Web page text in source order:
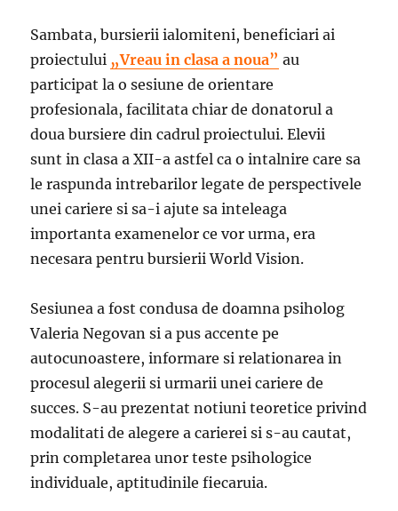
Sambata, bursierii ialomiteni, beneficiari ai
proiectului „Vreau in clasa a noua” au
participat la o sesiune de orientare
profesionala, facilitata chiar de donatorul a
doua bursiere din cadrul proiectului. Elevii
sunt in clasa a XII-a astfel ca o intalnire care sa
le raspunda intrebarilor legate de perspectivele
unei cariere si sa-i ajute sa inteleaga
importanta examenelor ce vor urma, era
necesara pentru bursierii World Vision.
Sesiunea a fost condusa de doamna psiholog
Valeria Negovan si a pus accente pe
autocunoastere, informare si relationarea in
procesul alegerii si urmarii unei cariere de
succes. S-au prezentat notiuni teoretice privind
modalitati de alegere a carierei si s-au cautat,
prin completarea unor teste psihologice
individuale, aptitudinile fiecaruia.